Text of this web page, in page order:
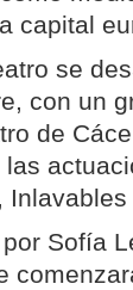
capital
se
con un
de
Sofía